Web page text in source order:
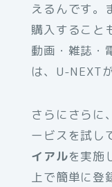
えるんです。
購入すること
動画・雑誌・
は、U-NEXT
さらにさらに
ービスを試し
イアルを実施
上で簡単に